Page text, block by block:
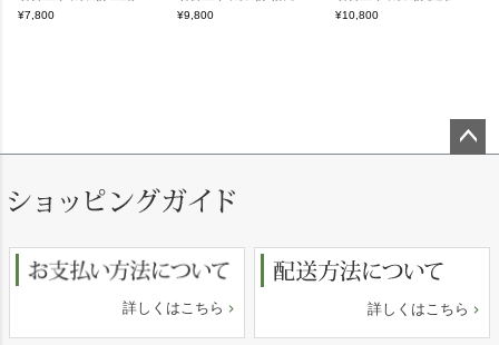
¥7,800 ¥9,800 ¥10,800
詳しくはこちら 詳しくはこちら